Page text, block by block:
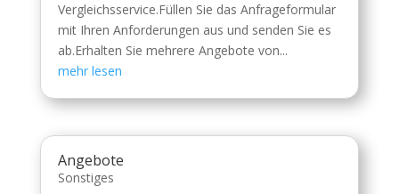
Vergleichsservice.Füllen Sie das Anfrageformular
mit Ihren Anforderungen aus und senden Sie es
ab.Erhalten Sie mehrere Angebote von...
mehr lesen
Angebote
Sonstiges